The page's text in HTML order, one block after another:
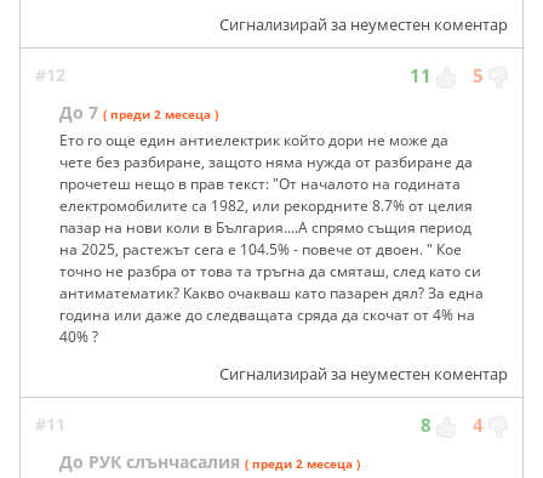
Сигнализирай за неуместен коментар
#12 11 5
До 7 ( преди 2 месеца )
Ето го още един антиелектрик който дори не може да
чете без разбиране, защото няма нужда от разбиране да
прочетеш нещо в прав текст: "От началото на годината
електромобилите са 1982, или рекордните 8.7% от целия
пазар на нови коли в България....А спрямо същия период
на 2025, растежът сега е 104.5% - повече от двоен. " Кое
точно не разбра от това та тръгна да смяташ, след като си
антиматематик? Какво очакваш като пазарен дял? За една
година или даже до следващата сряда да скочат от 4% на
40% ?
Сигнализирай за неуместен коментар
#11 8 4
До РУК слънчасалия ( преди 2 месеца )